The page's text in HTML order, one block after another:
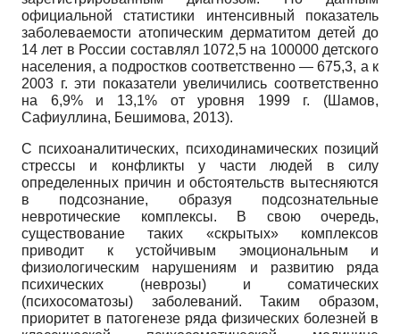
официальной статистики интенсивный показатель
заболеваемости атопическим дерматитом детей до
14 лет в России составлял 1072,5 на 100000 детского
населения, а подростков соответственно — 675,3, а к
2003 г. эти показатели увеличились соответственно
на 6,9% и 13,1% от уровня 1999 г. (Шамов,
Сафиуллина, Бешимова, 2013).
С психоаналитических, психодинамических позиций
стрессы и конфликты у части людей в силу
определенных причин и обстоятельств вытесняются
в подсознание, образуя подсознательные
невротические комплексы. В свою очередь,
существование таких «скрытых» комплексов
приводит к устойчивым эмоциональным и
физиологическим нарушениям и развитию ряда
психических (неврозы) и соматических
(психосоматозы) заболеваний. Таким образом,
приоритет в патогенезе ряда физических болезней в